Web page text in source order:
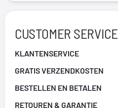
CUSTOMER SERVICE
KLANTENSERVICE
GRATIS VERZENDKOSTEN
BESTELLEN EN BETALEN
RETOUREN & GARANTIE